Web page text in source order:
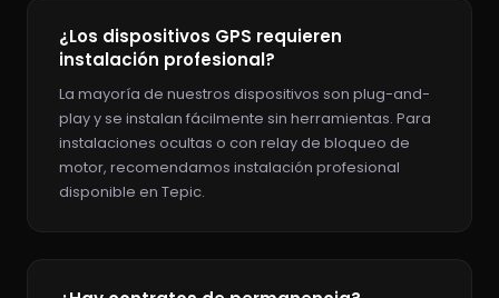
¿Los dispositivos GPS requieren
instalación profesional?
La mayoría de nuestros dispositivos son plug-and-
play y se instalan fácilmente sin herramientas. Para
instalaciones ocultas o con relay de bloqueo de
motor, recomendamos instalación profesional
disponible en Tepic.